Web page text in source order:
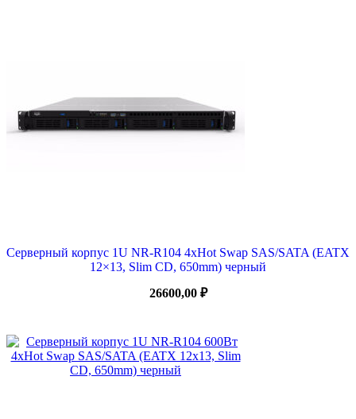
Серверный корпус 1U NR-R104 4xHot Swap SAS/SATA (EATX
12×13, Slim CD, 650mm) черный
26600,00 ₽